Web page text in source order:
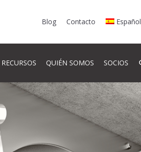
Blog Contacto Español
RECURSOS QUIÉN SOMOS SOCIOS